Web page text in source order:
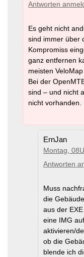
Antworten
Es geht nicht
sind immer über
Kompromiss
ganz entfernen
meisten
Bei der
sind – und nicht
nicht vorhanden.
ErnJan
Montag,
Antworten
Muss
die
aus der
eine IMG
aktivieren/
ob die
blende ich